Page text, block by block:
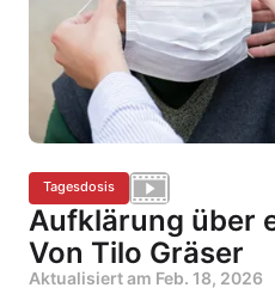
Tagesdosis
Aufklärung über
Von Tilo Gräser
Aktualisiert am Feb. 18, 2026